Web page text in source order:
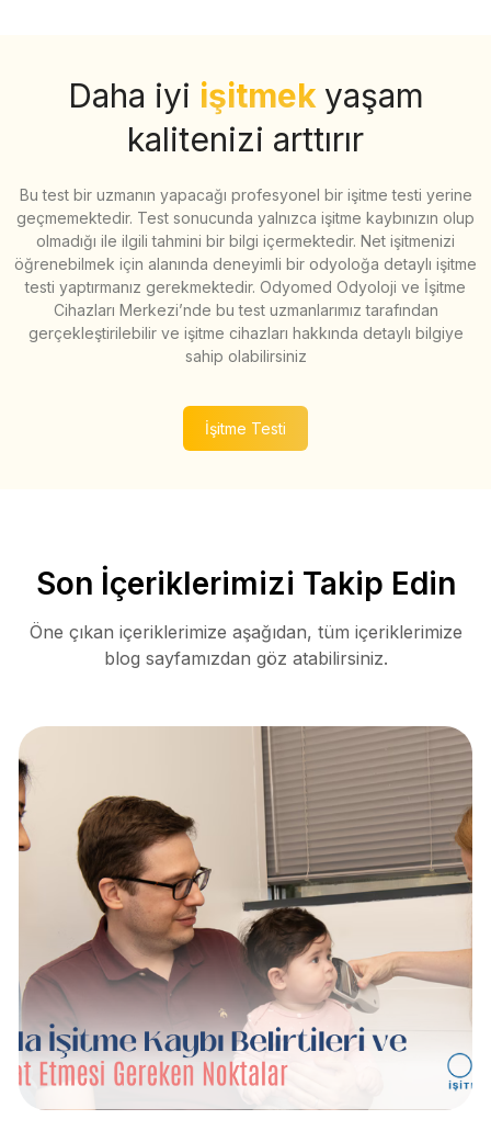
Daha iyi işitmek yaşam
kalitenizi arttırır
Bu test bir uzmanın yapacağı profesyonel bir işitme testi yerine
geçmemektedir. Test sonucunda yalnızca işitme kaybınızın olup
olmadığı ile ilgili tahmini bir bilgi içermektedir. Net işitmenizi
öğrenebilmek için alanında deneyimli bir odyoloğa detaylı işitme
testi yaptırmanız gerekmektedir. Odyomed Odyoloji ve İşitme
Cihazları Merkezi’nde bu test uzmanlarımız tarafından
gerçekleştirilebilir ve işitme cihazları hakkında detaylı bilgiye
sahip olabilirsiniz
İşitme Testi
Son İçeriklerimizi Takip Edin
Öne çıkan içeriklerimize aşağıdan, tüm içeriklerimize
blog sayfamızdan göz atabilirsiniz.